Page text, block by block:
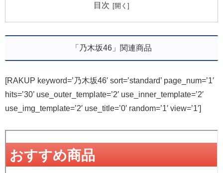
目次
「乃木坂46」関連商品
[RAKUP keyword=’乃木坂46′ sort=’standard’ page_num=’1′
hits=’30’ use_outer_template=’2′ use_inner_template=’2′
use_img_template=’2′ use_title=’0′ random=’1′ view=’1′]